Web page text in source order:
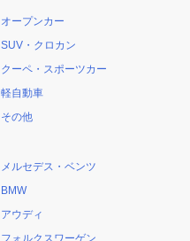
オープンカー
SUV・クロカン
クーペ・スポーツカー
軽自動車
その他
メルセデス・ベンツ
BMW
アウディ